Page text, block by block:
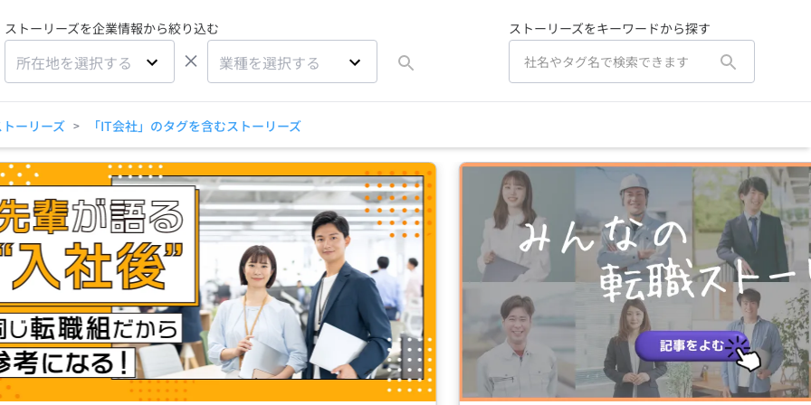
ストーリーズを企業情報から絞り込む
所在地を選択する × 業種を選択する
ストーリーズをキーワードから探す
ーリーズ > 「IT会社」のタグを含むストーリーズ